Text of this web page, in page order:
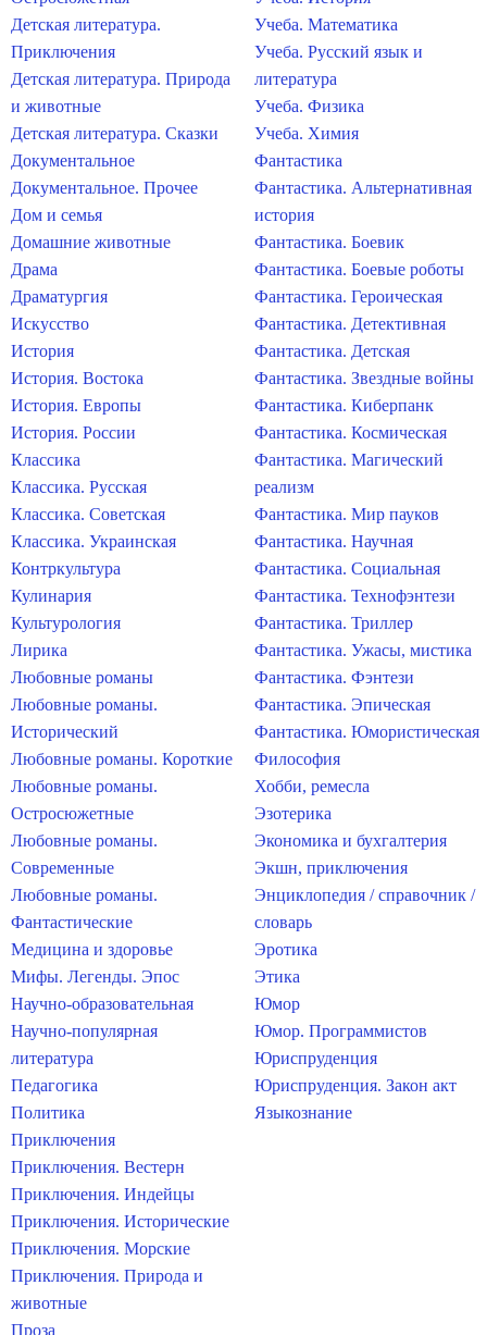
Детская литература.
Приключения
Детская литература. Природа
и животные
Детская литература. Сказки
Документальное
Документальное. Прочее
Дом и семья
Домашние животные
Драма
Драматургия
Искусство
История
История. Востока
История. Европы
История. России
Классика
Классика. Русская
Классика. Советская
Классика. Украинская
Контркультура
Кулинария
Культурология
Лирика
Любовные романы
Любовные романы.
Исторический
Любовные романы. Короткие
Любовные романы.
Остросюжетные
Любовные романы.
Современные
Любовные романы.
Фантастические
Медицина и здоровье
Мифы. Легенды. Эпос
Научно-образовательная
Научно-популярная
литература
Педагогика
Политика
Приключения
Приключения. Вестерн
Приключения. Индейцы
Приключения. Исторические
Приключения. Морские
Приключения. Природа и
животные
Проза
Учеба. Математика
Учеба. Русский язык и
литература
Учеба. Физика
Учеба. Химия
Фантастика
Фантастика. Альтернативная
история
Фантастика. Боевик
Фантастика. Боевые роботы
Фантастика. Героическая
Фантастика. Детективная
Фантастика. Детская
Фантастика. Звездные войны
Фантастика. Киберпанк
Фантастика. Космическая
Фантастика. Магический
реализм
Фантастика. Мир пауков
Фантастика. Научная
Фантастика. Социальная
Фантастика. Технофэнтези
Фантастика. Триллер
Фантастика. Ужасы, мистика
Фантастика. Фэнтези
Фантастика. Эпическая
Фантастика. Юмористическая
Философия
Хобби, ремесла
Эзотерика
Экономика и бухгалтерия
Экшн, приключения
Энциклопедия / справочник /
словарь
Эротика
Этика
Юмор
Юмор. Программистов
Юриспруденция
Юриспруденция. Закон акт
Языкознание